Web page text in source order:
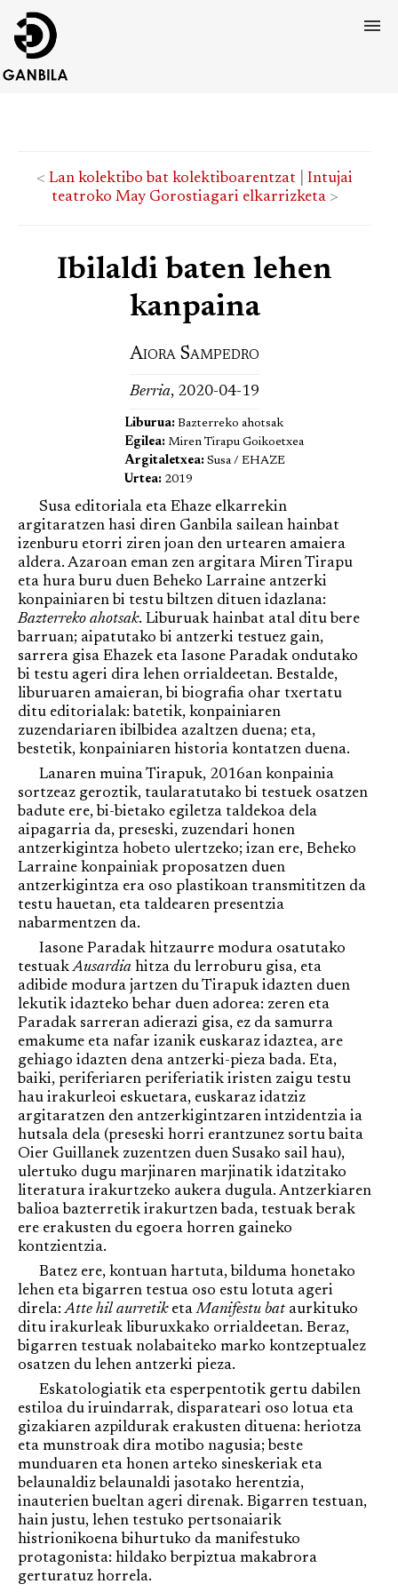
< Lan kolektibo bat kolektiboarentzat
Intujai
teatroko May Gorostiagari elkarrizketa>
Ibilaldi baten lehen
kanpaina
Aiora Sampedro
Berria, 2020-04-19
Liburua: Bazterreko ahotsak
Egilea: Miren Tirapu Goikoetxea
Argitaletxea: Susa / EHAZE
Urtea: 2019
Susa editoriala eta Ehaze elkarrekin
argitaratzen hasi diren Ganbila sailean hainbat
izenburu etorri ziren joan den urtearen amaiera
aldera. Azaroan eman zen argitara Miren Tirapu
eta hura buru duen Beheko Larraine antzerki
konpainiaren bi testu biltzen dituen idazlana:
Bazterreko ahotsak. Liburuak hainbat atal ditu bere
barruan; aipatutako bi antzerki testuez gain,
sarrera gisa Ehazek eta Iasone Paradak ondutako
bi testu ageri dira lehen orrialdeetan. Bestalde,
liburuaren amaieran, bi biografia ohar txertatu
ditu editorialak: batetik, konpainiaren
zuzendariaren ibilbidea azaltzen duena; eta,
bestetik, konpainiaren historia kontatzen duena.
Lanaren muina Tirapuk, 2016an konpainia
sortzeaz geroztik, taularatutako bi testuek osatzen
badute ere, bi-bietako egiletza taldekoa dela
aipagarria da, preseski, zuzendari honen
antzerkigintza hobeto ulertzeko; izan ere, Beheko
Larraine konpainiak proposatzen duen
antzerkigintza era oso plastikoan transmititzen da
testu hauetan, eta taldearen presentzia
nabarmentzen da.
Iasone Paradak hitzaurre modura osatutako
testuakAusardia hitza du lerroburu gisa, eta
adibide modura jartzen du Tirapuk idazten duen
lekutik idazteko behar duen adorea: zeren eta
Paradak sarreran adierazi gisa, ez da samurra
emakume eta nafar izanik euskaraz idaztea, are
gehiago idazten dena antzerki-pieza bada. Eta,
baiki, periferiaren periferiatik iristen zaigu testu
hau irakurleoi eskuetara, euskaraz idatziz
argitaratzen den antzerkigintzaren intzidentzia ia
hutsala dela (preseski horri erantzunez sortu baita
Oier Guillanek zuzentzen duen Susako sail hau),
ulertuko dugu marjinaren marjinatik idatzitako
literatura irakurtzeko aukera dugula. Antzerkiaren
balioa bazterretik irakurtzen bada, testuak berak
ere erakusten du egoera horren gaineko
kontzientzia.
Batez ere, kontuan hartuta, bilduma honetako
lehen eta bigarren testua oso estu lotuta ageri
direla:Atte hil aurretiketaManifestu bat aurkituko
ditu irakurleak liburuxkako orrialdeetan. Beraz,
bigarren testuak nolabaiteko marko kontzeptualez
osatzen du lehen antzerki pieza.
Eskatologiatik eta esperpentotik gertu dabilen
estiloa du iruindarrak, disparateari oso lotua eta
gizakiaren azpildurak erakusten dituena: heriotza
eta munstroak dira motibo nagusia; beste
munduaren eta honen arteko sineskeriak eta
belaunaldiz belaunaldi jasotako herentzia,
inauterien bueltan ageri direnak. Bigarren testuan,
hain justu, lehen testuko pertsonaiarik
histrionikoena bihurtuko da manifestuko
protagonista: hildako berpiztua makabrora
gerturatuz horrela.